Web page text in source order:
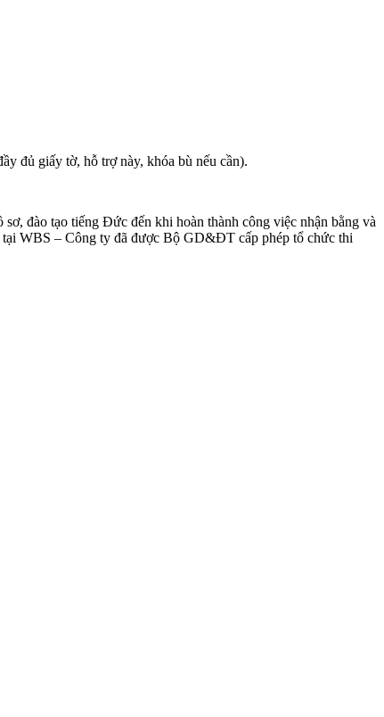
đủ giấy tờ, hỗ trợ này, khóa bù nếu cần).
đào tạo tiếng Đức đến khi hoàn thành công việc nhận bằng và
WBS – Công ty đã được Bộ GD&ĐT cấp phép tổ chức thi